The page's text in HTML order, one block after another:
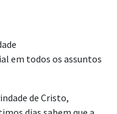
em todos os assuntos
de Cristo,